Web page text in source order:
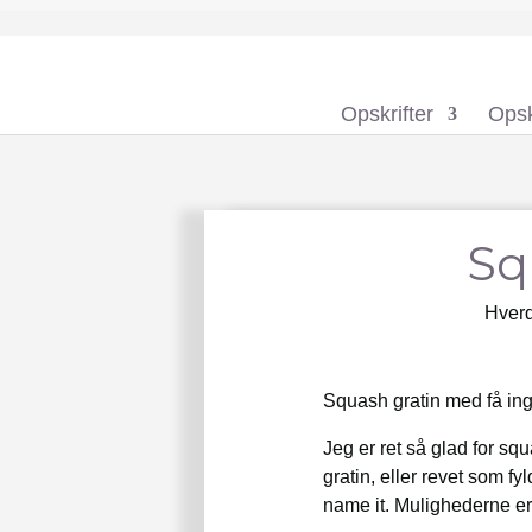
Opskrifter
Squash gratin med få
Jeg er ret så glad for
gratin, eller revet som
name it. Mulighederne